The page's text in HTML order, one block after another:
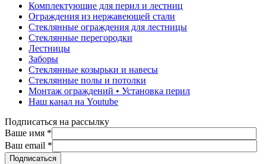
Комплектующие для перил и лестниц
Ограждения из нержавеющей стали
Стеклянные ограждения для лестницы
Стеклянные перегородки
Лестницы
Заборы
Стеклянные козырьки и навесы
Стеклянные полы и потолки
Монтаж ограждений • Установка перил
Наш канал на Youtube
Подписаться на рассылку
Ваше имя *
Ваш email *